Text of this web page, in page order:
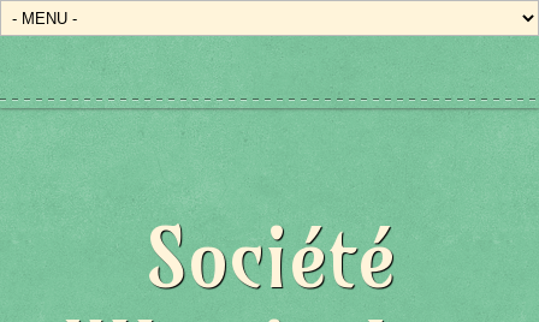
Société